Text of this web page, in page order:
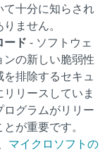
十分に知らされ
ません。
ード - ソフトウェ
の新しい脆弱性
排除するセキュ
リースしていま
グラムがリリー
が重要です。
マイクロソフトの